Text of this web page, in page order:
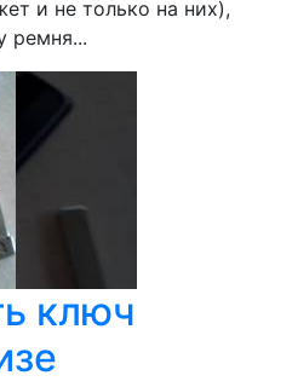
и не только на них),
ремня...
ключ